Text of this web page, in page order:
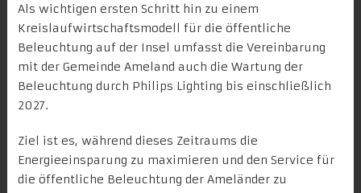
Als wichtigen ersten Schritt hin zu einem
Kreislaufwirtschaftsmodell für die öffentliche
Beleuchtung auf der Insel umfasst die Vereinbarung
mit der Gemeinde Ameland auch die Wartung der
Beleuchtung durch Philips Lighting bis einschließlich
2027.
Ziel ist es, während dieses Zeitraums die
Energieeinsparung zu maximieren und den Service für
die öffentliche Beleuchtung der Ameländer zu